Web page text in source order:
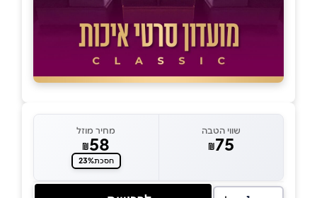
שווי הטבה
₪75
מחיר מוזל
₪58
חסכת23%